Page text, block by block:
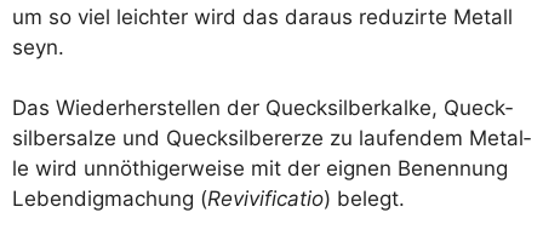
um so viel leich­ter wird das dar­aus redu­zir­te Metall
seyn.
Das Wie­der­her­stel­len der Queck­sil­ber­kal­ke, Queck­
sil­ber­sal­ze und Queck­sil­ber­er­ze zu lau­fen­dem Metal­
le wird unnö­thi­ger­wei­se mit der eig­nen Benen­nung
Leben­dig­ma­chung (Revi­vi­fi­ca­tio) belegt.